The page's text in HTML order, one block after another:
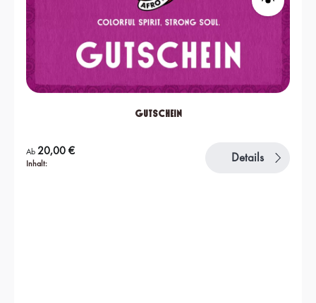
Gutschein
Inhalt:
Regulärer Preis:
Ab20,00 € Details